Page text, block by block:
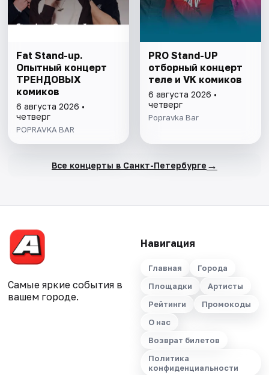
Fat Stand-up.
Опытный концерт
ТРЕНДОВЫХ
комиков
6 августа 2026 •
четверг
POPRAVKA BAR
PRO Stand-UP
отборный концерт
теле и VK комиков
6 августа 2026 •
четверг
Popravka Bar
Все концерты в Санкт-Петербурге →
Самые яркие события в
вашем городе.
Навигация
Главная
Города
Площадки
Артисты
Рейтинги
Промокоды
О нас
Возврат билетов
Политика
конфиденциальности